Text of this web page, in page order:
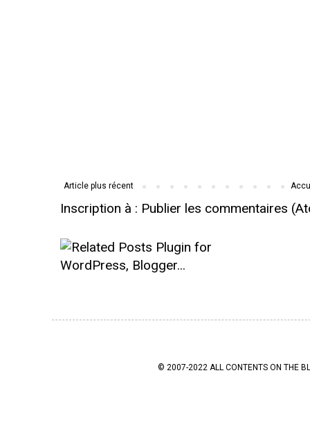
Article plus récent
Inscription à : Publier les commentaires
© 2007-2022 ALL CONTENTS ON THE